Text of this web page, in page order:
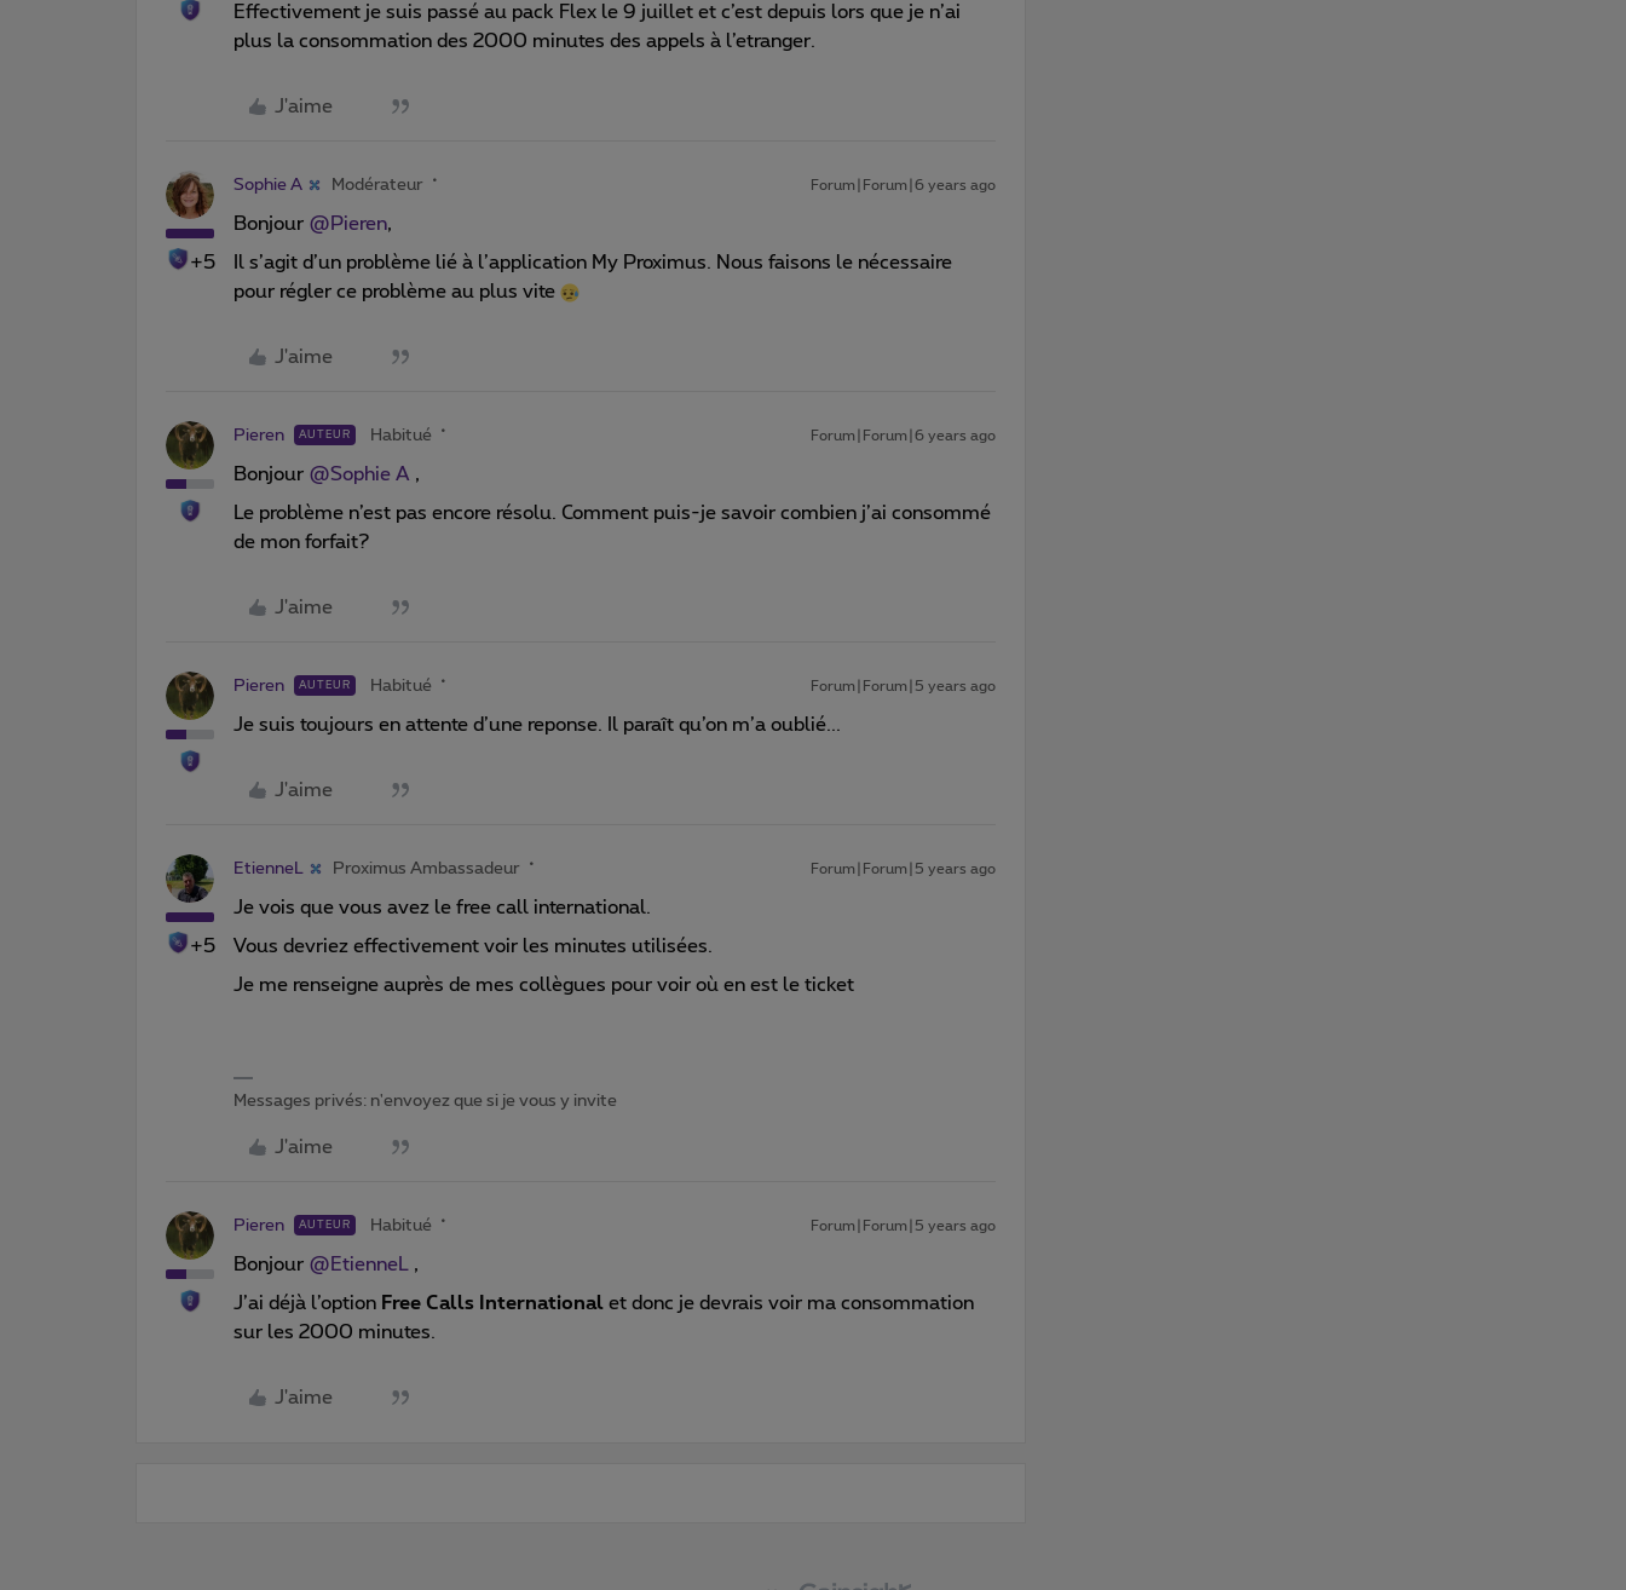
Effectivement je suis passé au pack Flex le 9 juillet et c’est depuis lors que je n’ai
plus la consommation des 2000 minutes des appels à l’etranger.
J'aime
+5
Sophie A Modérateur Forum|Forum|6 years ago
Bonjour @Pieren,
Il s’agit d’un problème lié à l’application My Proximus. Nous faisons le nécessaire
pour régler ce problème au plus vite
J'aime
Pieren AUTEUR Habitué Forum|Forum|6 years ago
Bonjour @Sophie A ,
Le problème n’est pas encore résolu. Comment puis-je savoir combien j’ai consommé
de mon forfait?
J'aime
Pieren AUTEUR Habitué Forum|Forum|5 years ago
Je suis toujours en attente d’une reponse. Il paraît qu’on m’a oublié...
J'aime
+5
EtienneL Proximus Ambassadeur Forum|Forum|5 years ago
Je vois que vous avez le free call international.
Vous devriez effectivement voir les minutes utilisées.
Je me renseigne auprès de mes collègues pour voir où en est le ticket
Messages privés: n'envoyez que si je vous y invite
J'aime
Pieren AUTEUR Habitué Forum|Forum|5 years ago
Bonjour @EtienneL ,
J’ai déjà l’option Free Calls International et donc je devrais voir ma consommation
sur les 2000 minutes.
J'aime